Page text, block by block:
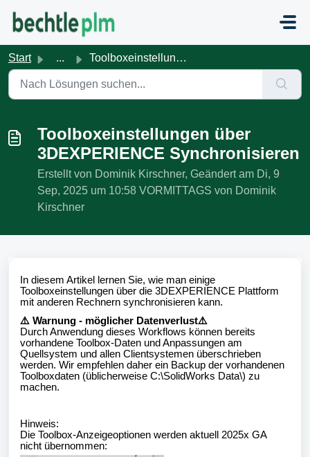
Start ... Toolboxeinstellungen über 3DEXPERIENCE Synchronisieren
Toolboxeinstellungen über
3DEXPERIENCE Synchronisieren
Erstellt von Dominik Kirschner, Geändert am Di, 9
Sep, 2025 um 10:58 VORMITTAGS von Dominik
Kirschner
In diesem Artikel lernen Sie, wie man einige
Toolboxeinstellungen über die 3DEXPERIENCE Plattform
mit anderen Rechnern synchronisieren kann.
⚠️ Warnung - möglicher Datenverlust⚠️
Durch Anwendung dieses Workflows können bereits
vorhandene Toolbox-Daten und Anpassungen am
Quellsystem und allen Clientsystemen überschrieben
werden. Wir empfehlen daher ein Backup der vorhandenen
Toolboxdaten (üblicherweise C:\SolidWorks Data\) zu
machen.
Hinweis:
Die Toolbox-Anzeigeoptionen werden aktuell 2025x GA
nicht übernommen: